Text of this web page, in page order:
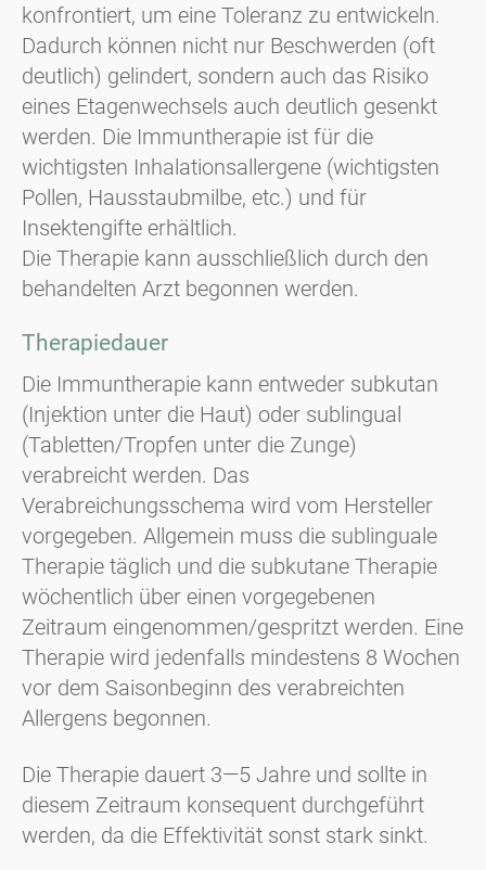
konfrontiert, um eine Toleranz zu entwickeln.
Dadurch können nicht nur Beschwerden (oft
deutlich) gelindert, sondern auch das Risiko
eines Etagenwechsels auch deutlich gesenkt
werden. Die Immuntherapie ist für die
wichtigsten Inhalationsallergene (wichtigsten
Pollen, Hausstaubmilbe, etc.) und für
Insektengifte erhältlich.
Die Therapie kann ausschließlich durch den
behandelten Arzt begonnen werden.
Therapiedauer
Die Immuntherapie kann entweder subkutan
(Injektion unter die Haut) oder sublingual
(Tabletten/Tropfen unter die Zunge)
verabreicht werden. Das
Verabreichungsschema wird vom Hersteller
vorgegeben. Allgemein muss die sublinguale
Therapie täglich und die subkutane Therapie
wöchentlich über einen vorgegebenen
Zeitraum eingenommen/gespritzt werden. Eine
Therapie wird jedenfalls mindestens 8 Wochen
vor dem Saisonbeginn des verabreichten
Allergens begonnen.
Die Therapie dauert 3—5 Jahre und sollte in
diesem Zeitraum konsequent durchgeführt
werden, da die Effektivität sonst stark sinkt.